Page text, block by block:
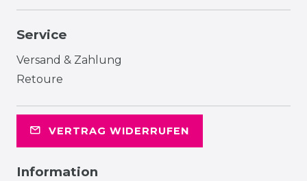
Service
Versand & Zahlung
Retoure
VERTRAG WIDERRUFEN
Information